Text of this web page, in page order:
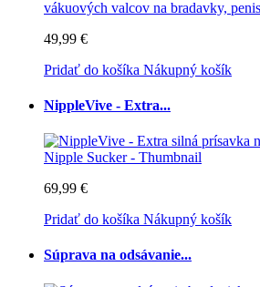
49,99 €
Pridať do košíka Nákupný košík
NippleVive - Extra...
69,99 €
Pridať do košíka Nákupný košík
Súprava na odsávanie...